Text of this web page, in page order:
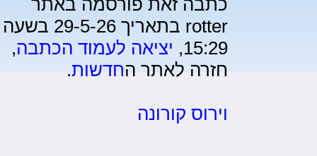
כתבה זאת פורסמה באתר
rotter בתאריך 29-5-26 בשעה
15:29, יציאה לעמוד הכתבה,
חזרה לאתר החדשות.
וירוס קורונה